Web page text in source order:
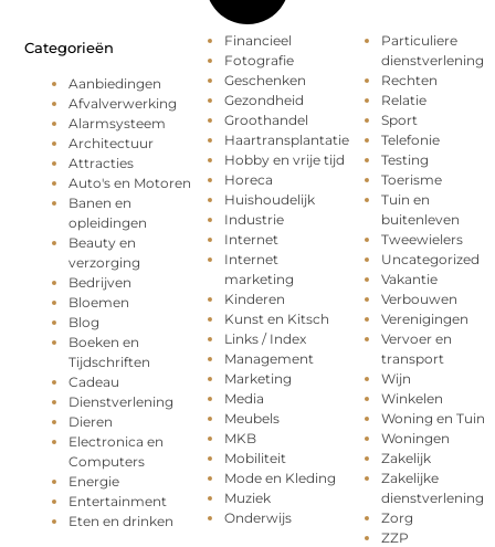
Categorieën
Aanbiedingen
Afvalverwerking
Alarmsysteem
Architectuur
Attracties
Auto's en Motoren
Banen en
opleidingen
Beauty en
verzorging
Bedrijven
Bloemen
Blog
Boeken en
Tijdschriften
Cadeau
Dienstverlening
Dieren
Electronica en
Computers
Energie
Entertainment
Eten en drinken
Financieel
Fotografie
Geschenken
Gezondheid
Groothandel
Haartransplantatie
Hobby en vrije tijd
Horeca
Huishoudelijk
Industrie
Internet
Internet
marketing
Kinderen
Kunst en Kitsch
Links / Index
Management
Marketing
Media
Meubels
MKB
Mobiliteit
Mode en Kleding
Muziek
Onderwijs
Particuliere
dienstverlening
Rechten
Relatie
Sport
Telefonie
Testing
Toerisme
Tuin en
buitenleven
Tweewielers
Uncategorized
Vakantie
Verbouwen
Verenigingen
Vervoer en
transport
Wijn
Winkelen
Woning en Tuin
Woningen
Zakelijk
Zakelijke
dienstverlening
Zorg
ZZP